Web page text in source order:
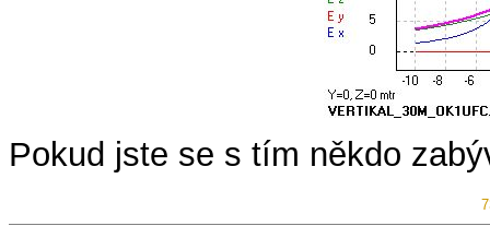
Pokud jste se s tím někdo